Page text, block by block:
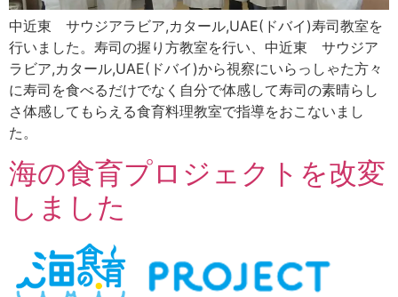
中近東 サウジアラビア,カタール,UAE(ドバイ)寿司教室を
行いました。寿司の握り方教室を行い、中近東 サウジア
ラビア,カタール,UAE(ドバイ)から視察にいらっしゃた方々
に寿司を食べるだけでなく自分で体感して寿司の素晴らし
さ体感してもらえる食育料理教室で指導をおこないまし
た。
海の食育プロジェクトを改変
しました